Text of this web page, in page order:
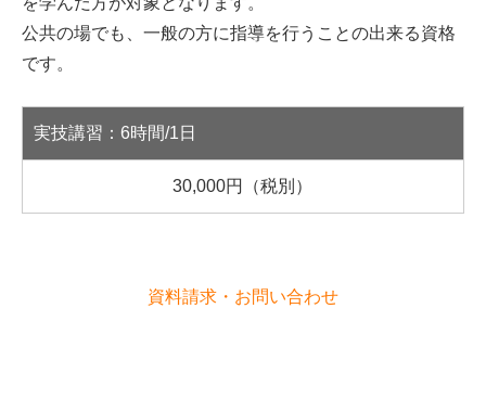
公共の場でも、一般の方に指導を行うことの出来る資格
です。
実技講習：6時間/1日
30,000円（税別）
資料請求・お問い合わせ